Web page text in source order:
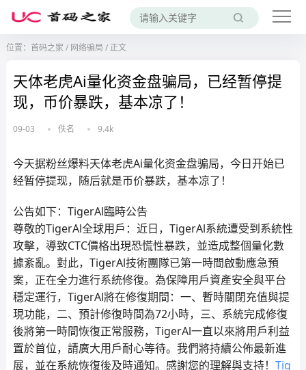
位置： 首码之家 / 网络骗局 /正文
天体老虎Ai量化资金盘骗局，已经暂停提
现，币价暴跌，基本凉了！
09-03 佚名 9.4k
今天据粉丝爆料天体老虎Ai量化资金盘骗局，今日开始已
经暂停提现，随后就是币价暴跌，基本凉了！
公告如下：TigerAl臨時公告
尊敬的TigerAl全球用戶：近日，TigerAl系統遭受到系統性
攻擊，導致CTC價格出現恐慌性暴跌，並造成整個量化數
據紊亂。對此，TigerAl技術團隊已第一時間啟動應急預
案，正在全力進行系統修復。為保障用戶資產安全與平台
穩定運行，TigerAl將在修復期間：一、暫時關閉充值與提
現功能，二、預計修復時間為72小時，三、系統完成修復
後將第一時間恢復正常服務，TigerAl一直以來將用戶利益
置於首位，請廣大用戶耐心等待。我們將持續公佈最新進
展，並在系統恢復後及時通知。感謝您的理解與支持！ Tig